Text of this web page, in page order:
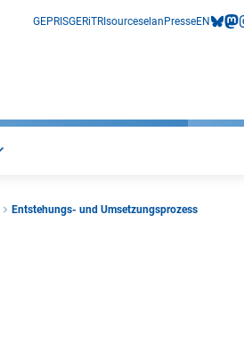
GEPRISGERiTRIsourceselan PresseEN
Entstehungs- und Umsetzungsprozess